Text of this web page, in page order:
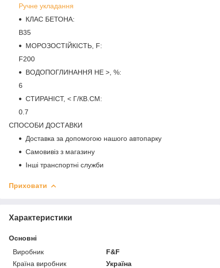
Ручне укладання
КЛАС БЕТОНА:
B35
МОРОЗОСТІЙКІСТЬ, F:
F200
ВОДОПОГЛИНАННЯ НЕ >, %:
6
СТИРАНІСТ, < Г/КВ.СМ:
0.7
СПОСОБИ ДОСТАВКИ
Доставка за допомогою нашого автопарку
Самовивіз з магазину
Інші транспортні служби
Приховати
Характеристики
Основні
Виробник
F&F
Країна виробник
Україна